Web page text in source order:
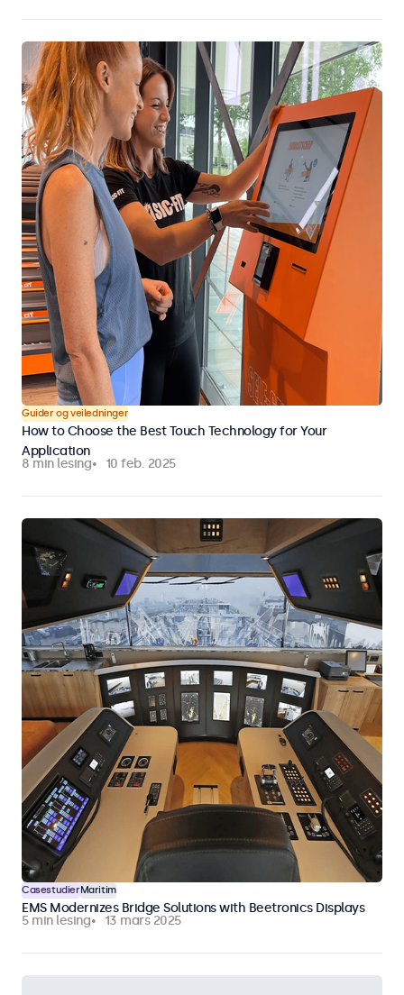
Guider og veiledninger
How to Choose the Best Touch Technology for Your
Application
8 min lesing
10 feb. 2025
CasestudierMaritim
EMS Modernizes Bridge Solutions with Beetronics Displays
5 min lesing
13 mars 2025